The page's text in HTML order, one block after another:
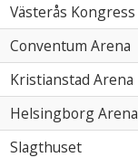
Västerås Kongress
Conventum Arena
Kristianstad Arena
Helsingborg Arena
Slagthuset